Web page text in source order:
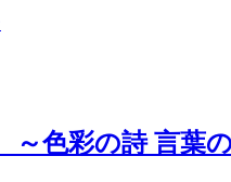
～色彩の詩 言葉